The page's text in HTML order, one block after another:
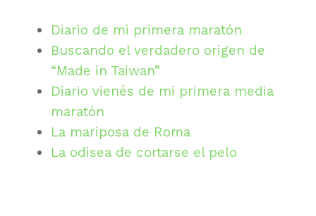
Diario de mi primera maratón
Buscando el verdadero origen de
“Made in Taiwan”
Diario vienés de mi primera media
maratón
La mariposa de Roma
La odisea de cortarse el pelo